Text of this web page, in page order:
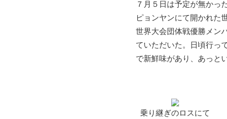
７月５日は予定が無かっ
ピョンヤンにて開かれた
世界大会団体戦優勝メン
ていただいた。日頃行っ
で新鮮味があり、あっと
乗り継ぎのロスにて